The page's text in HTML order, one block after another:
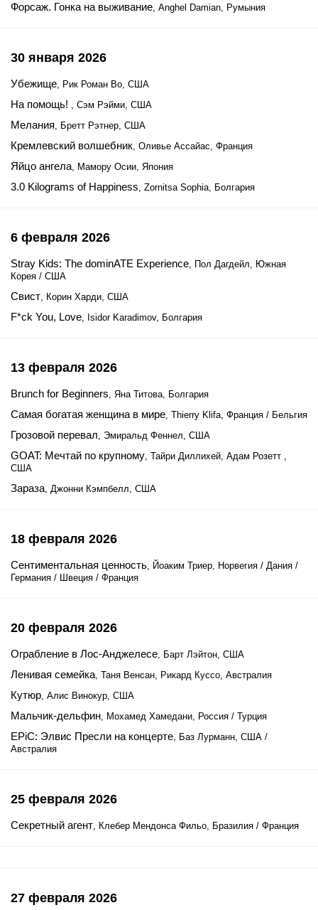
Форсаж. Гонка на выживание, Anghel Damian, Румыния
30 января 2026
Убежище, Рик Роман Во, США
На помощь! , Сэм Рэйми, США
Мелания, Бретт Рэтнер, США
Кремлевский волшебник, Оливье Ассайас, Франция
Яйцо ангела, Мамору Осии, Япония
3.0 Kilograms of Happiness, Zornitsa Sophia, Болгария
6 февраля 2026
Stray Kids: The dominATE Experience, Пол Дагдейл, Южная
Корея / США
Свист, Корин Харди, США
F*ck You, Love, Isidor Karadimov, Болгария
13 февраля 2026
Brunch for Beginners, Яна Титова, Болгария
Самая богатая женщина в мире, Thierry Klifa, Франция / Бельгия
Грозовой перевал, Эмиральд Феннел, США
GOAT: Мечтай по крупному, Тайри Диллихей, Адам Розетт ,
США
Зараза, Джонни Кэмпбелл, США
18 февраля 2026
Сентиментальная ценность, Йоаким Триер, Норвегия / Дания /
Германия / Швеция / Франция
20 февраля 2026
Ограбление в Лос-Анджелесе, Барт Лэйтон, США
Ленивая семейка, Таня Венсан, Рикард Куссо, Австралия
Кутюр, Алис Винокур, США
Мальчик-дельфин, Мохамед Хамедани, Россия / Турция
EPiC: Элвис Пресли на концерте, Баз Лурманн, США /
Австралия
25 февраля 2026
Секретный агент, Клебер Мендонса Фильо, Бразилия / Франция
27 февраля 2026